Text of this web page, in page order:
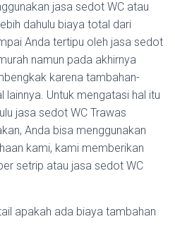
jasa sedot WC atau
dahulu biaya total dari
Anda tertipu oleh jasa sedot
namun pada akhirnya
karena tambahan-
Untuk mengatasi hal itu
jasa sedot WC Trawas
Anda bisa menggunakan
kami, kami memberikan
setrip atau jasa sedot WC
apakah ada biaya tambahan